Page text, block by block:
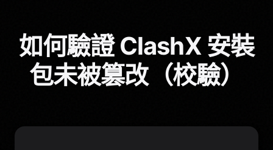
如何驗證 ClashX 安裝
包未被篡改（校驗）